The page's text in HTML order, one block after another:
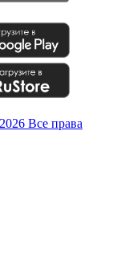
Все права